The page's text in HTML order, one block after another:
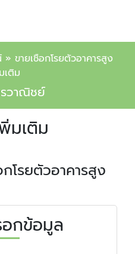
» ขายเชือกโรยตัวอาคารสูง
เติม
รวาณิชย์
มเติม
โรยตัวอาคารสูง
กข้อมูล